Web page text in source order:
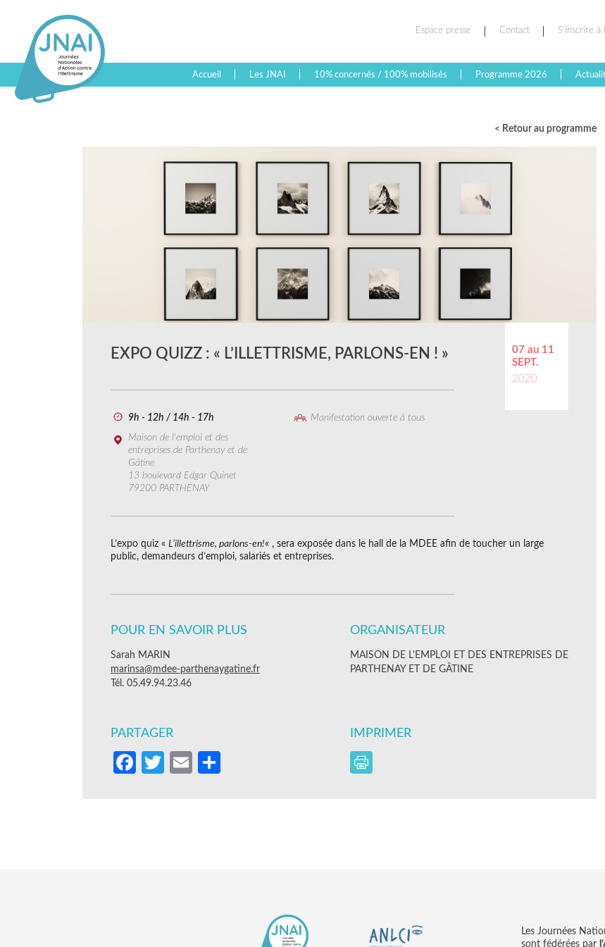
Espace presse Contact S’inscrire
Accueil Les JNAI 10% concernés / 100% mobilisés Programme 2026
< Retour au programme
07 au 11
SEPT.
2020
EXPO QUIZZ : « L’ILLETTRISME, PARLONS-EN ! »
9h - 12h / 14h - 17h
Manifestation ouverte à tous
Maison de l'emploi et des
entreprises de Parthenay et de
Gâtine
13 boulevard Edgar Quinet
79200 PARTHENAY
L’expo quiz « L’illettrisme, parlons-en!« , sera exposée dans le hall de la MDEE afin de toucher un large
public, demandeurs d’emploi, salariés et entreprises.
POUR EN SAVOIR PLUS
Sarah MARIN
marinsa@mdee-parthenaygatine.fr
Tél. 05.49.94.23.46
ORGANISATEUR
MAISON DE L'EMPLOI ET DES ENTREPRISES DE
PARTHENAY ET DE GÂTINE
PARTAGER
Facebook
Twitter
Email
IMPRIMER
Les Journées
sont fédérées par